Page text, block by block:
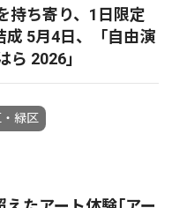
持ち寄り、1日限定
成 5月4日、「自由演
ら 2026」
緑区